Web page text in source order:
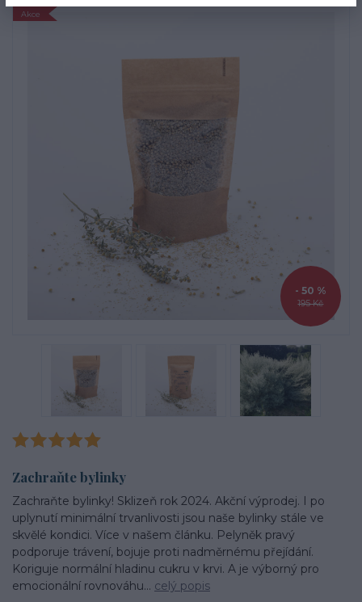
Akce
195 Kč
- 50 %
Zachraňte bylinky
Zachraňte bylinky! Sklizeň rok 2024. Akční výprodej. I po
uplynutí minimální trvanlivosti jsou naše bylinky stále ve
skvělé kondici. Více v našem článku. Pelyněk pravý
podporuje trávení, bojuje proti nadměrnému přejídání.
Koriguje normální hladinu cukru v krvi. A je výborný pro
emocionální rovnováhu... celý popis